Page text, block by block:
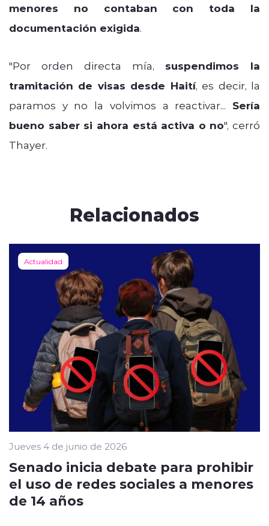
menores no contaban con toda la
documentación exigida.
"Por orden directa mía, suspendimos la
tramitación de visas desde Haití, es decir, la
paramos y no la volvimos a reactivar... Sería
bueno saber si ahora está activa o no", cerró
Thayer.
Relacionados
Actualidad
Jueves 4 de junio de 2026
Senado inicia debate para prohibir
el uso de redes sociales a menores
de 14 años